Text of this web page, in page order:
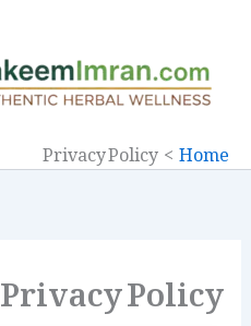
content
Home
Privacy Policy
Privacy Policy